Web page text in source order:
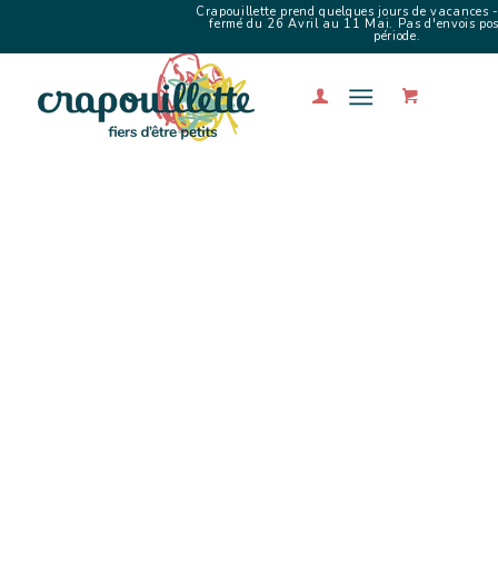
Crapouillette prend quelques jours de vacances
fermé du 26 Avril au 11 Mai. Pas d'envois
période.